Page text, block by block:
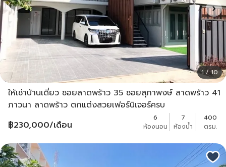
1 / 10
ให้เช่าบ้านเดี่ยว ซอยลาดพร้าว 35 ซอยสุภาพงษ์ ลาดพร้าว 41
ภาวนา ลาดพร้าว ตกแต่งสวยเฟอร์นิเจอร์ครบ
฿230,000/เดือน
6
ห้องนอน
7
ห้องน้ำ
400
ตรม.